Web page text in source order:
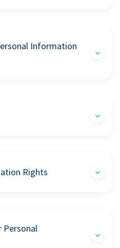
Information
Rights
Personal